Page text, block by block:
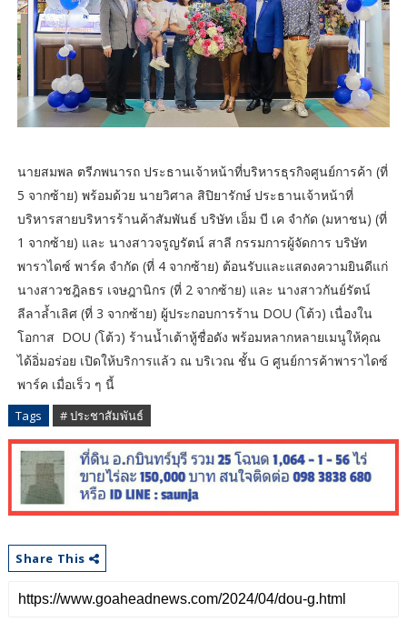
นายสมพล ตรีภพนารถ ประธานเจ้าหน้าที่บริหารธุรกิจศูนย์การค้า (ที่
5 จากซ้าย) พร้อมด้วย นายวิศาล สิปิยารักษ์ ประธานเจ้าหน้าที่
บริหารสายบริหารร้านค้าสัมพันธ์ บริษัท เอ็ม บี เค จำกัด (มหาชน) (ที่
1 จากซ้าย) และ นางสาวจรูญรัตน์ สาลี กรรมการผู้จัดการ บริษัท
พาราไดซ์ พาร์ค จำกัด (ที่ 4 จากซ้าย) ต้อนรับและแสดงความยินดีแก่
นางสาวชฎิลธร เจษฎานิกร (ที่ 2 จากซ้าย) และ นางสาวกันย์รัตน์
ลีลาล้ำเลิศ (ที่ 3 จากซ้าย) ผู้ประกอบการร้าน DOU (โต้ว) เนื่องใน
โอกาส DOU (โต้ว) ร้านน้ำเต้าหู้ชื่อดัง พร้อมหลากหลายเมนูให้คุณ
ได้อิ่มอร่อย เปิดให้บริการแล้ว ณ บริเวณ ชั้น G ศูนย์การค้าพาราไดซ์
พาร์ค เมื่อเร็ว ๆ นี้
Tags # ประชาสัมพันธ์
Share This